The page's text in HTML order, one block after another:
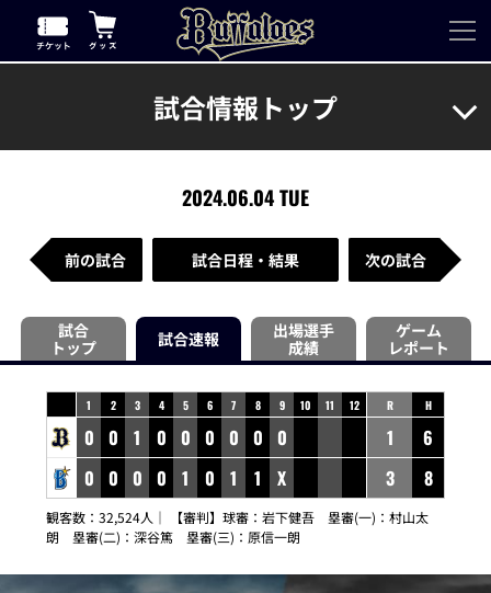
試合情報トップ
2024.06.04 TUE
前の試合 試合日程・結果 次の試合
試合
トップ
試合速報
出場選手
成績
ゲーム
レポート
1 2 3 4 5 6 7 8 9 10 11 12
0 0 1 0 0 0 0 0 0
0 0 0 0 1 0 1 1 X
R H
1
6
3
8
観客数：32,524人｜ 【審判】球審：岩下健吾 塁審(一)：村山太
朗 塁審(二)：深谷篤 塁審(三)：原信一朗